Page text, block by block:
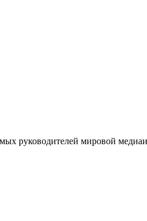
руководителей мировой